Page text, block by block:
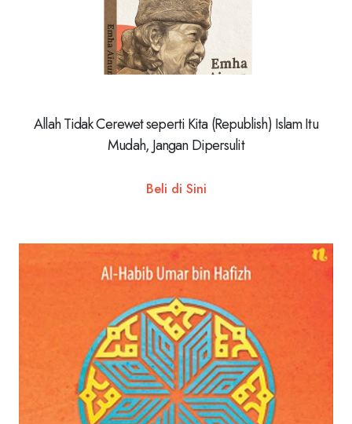
Allah Tidak Cerewet seperti Kita (Republish) Islam Itu
Mudah, Jangan Dipersulit
Beli di Sini